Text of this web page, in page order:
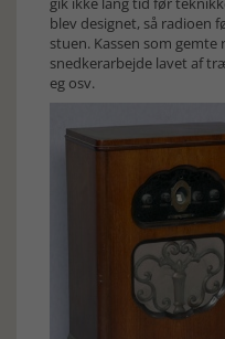
blev designet, så radioen
stuen. Kassen som
snedkerarbejde lavet af
eg osv.